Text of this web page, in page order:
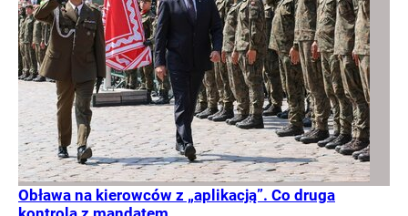
Obława na kierowców z „aplikacją”. Co druga